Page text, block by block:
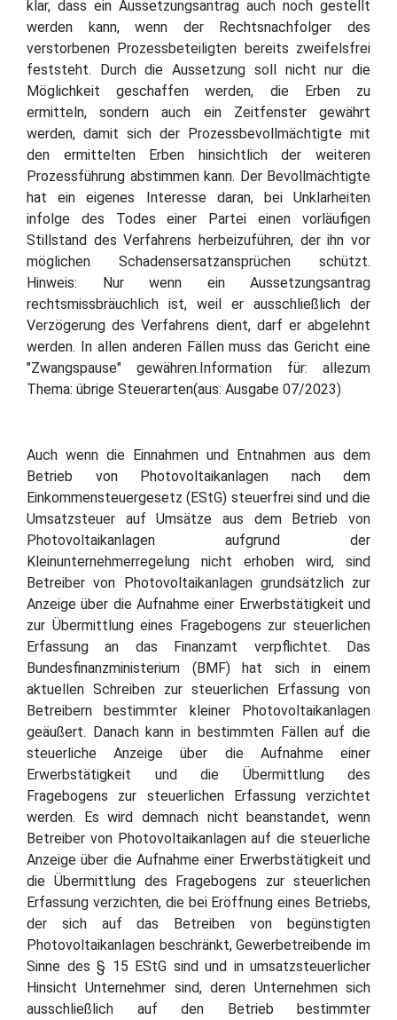
klar, dass ein Aussetzungsantrag auch noch gestellt
werden kann, wenn der Rechtsnachfolger des
verstorbenen Prozessbeteiligten bereits zweifelsfrei
feststeht. Durch die Aussetzung soll nicht nur die
Möglichkeit geschaffen werden, die Erben zu
ermitteln, sondern auch ein Zeitfenster gewährt
werden, damit sich der Prozessbevollmächtigte mit
den ermittelten Erben hinsichtlich der weiteren
Prozessführung abstimmen kann. Der Bevollmächtigte
hat ein eigenes Interesse daran, bei Unklarheiten
infolge des Todes einer Partei einen vorläufigen
Stillstand des Verfahrens herbeizuführen, der ihn vor
möglichen Schadensersatzansprüchen schützt.
Hinweis: Nur wenn ein Aussetzungsantrag
rechtsmissbräuchlich ist, weil er ausschließlich der
Verzögerung des Verfahrens dient, darf er abgelehnt
werden. In allen anderen Fällen muss das Gericht eine
"Zwangspause" gewähren.Information für: allezum
Thema: übrige Steuerarten(aus: Ausgabe 07/2023)
Auch wenn die Einnahmen und Entnahmen aus dem
Betrieb von Photovoltaikanlagen nach dem
Einkommensteuergesetz (EStG) steuerfrei sind und die
Umsatzsteuer auf Umsätze aus dem Betrieb von
Photovoltaikanlagen aufgrund der
Kleinunternehmerregelung nicht erhoben wird, sind
Betreiber von Photovoltaikanlagen grundsätzlich zur
Anzeige über die Aufnahme einer Erwerbstätigkeit und
zur Übermittlung eines Fragebogens zur steuerlichen
Erfassung an das Finanzamt verpflichtet. Das
Bundesfinanzministerium (BMF) hat sich in einem
aktuellen Schreiben zur steuerlichen Erfassung von
Betreibern bestimmter kleiner Photovoltaikanlagen
geäußert. Danach kann in bestimmten Fällen auf die
steuerliche Anzeige über die Aufnahme einer
Erwerbstätigkeit und die Übermittlung des
Fragebogens zur steuerlichen Erfassung verzichtet
werden. Es wird demnach nicht beanstandet, wenn
Betreiber von Photovoltaikanlagen auf die steuerliche
Anzeige über die Aufnahme einer Erwerbstätigkeit und
die Übermittlung des Fragebogens zur steuerlichen
Erfassung verzichten, die bei Eröffnung eines Betriebs,
der sich auf das Betreiben von begünstigten
Photovoltaikanlagen beschränkt, Gewerbetreibende im
Sinne des § 15 EStG sind und in umsatzsteuerlicher
Hinsicht Unternehmer sind, deren Unternehmen sich
ausschließlich auf den Betrieb bestimmter